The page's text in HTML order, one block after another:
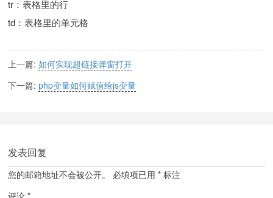
tr：表格里的行
td：表格里的单元格
上一篇:如何实现超链接弹窗打开
下一篇:php变量如何赋值给js变量
发表回复
您的邮箱地址不会被公开。 必填项已用* 标注
评论*